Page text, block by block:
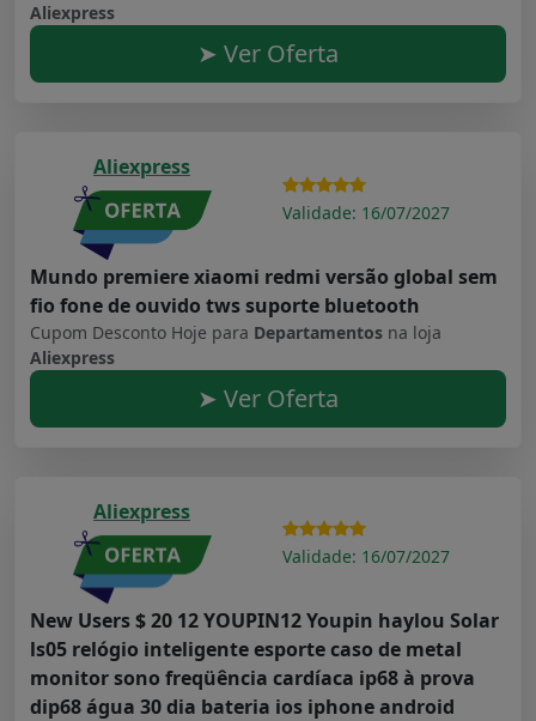
Aliexpress
➤ Ver Oferta
Aliexpress
Validade: 16/07/2027
Mundo premiere xiaomi redmi versão global sem
fio fone de ouvido tws suporte bluetooth
Cupom Desconto Hoje para Departamentos na loja
Aliexpress
➤ Ver Oferta
Aliexpress
Validade: 16/07/2027
New Users $ 20 12 YOUPIN12 Youpin haylou Solar
ls05 relógio inteligente esporte caso de metal
monitor sono freqüência cardíaca ip68 à prova
dip68 água 30 dia bateria ios iphone android